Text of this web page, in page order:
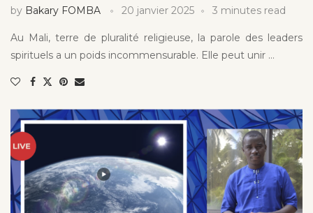
by Bakary FOMBA 20 janvier 2025 3 minutes read
Au Mali, terre de pluralité religieuse, la parole des leaders
spirituels a un poids incommensurable. Elle peut unir …